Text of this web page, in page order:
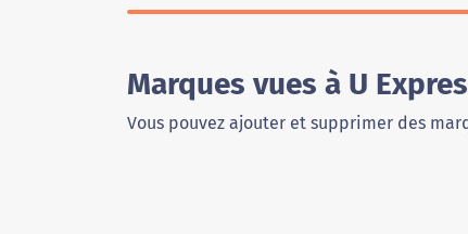
Marques vues à U
Vous pouvez ajouter et supprimer des